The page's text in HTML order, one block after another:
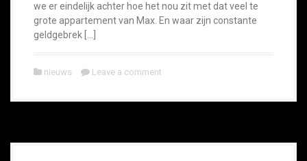
we er eindelijk achter hoe het nou zit met dat veel te
grote appartement van Max. En waar zijn constante
geldgebrek […]
nieuws Leave a comment